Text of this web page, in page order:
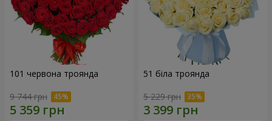
101 червона троянда
9 744 грн
51 біла троянда
5 229 грн